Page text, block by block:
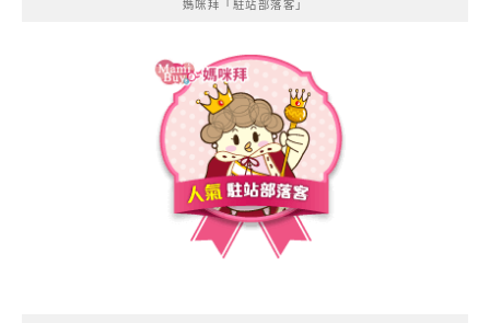
媽咪拜「駐站部落客」